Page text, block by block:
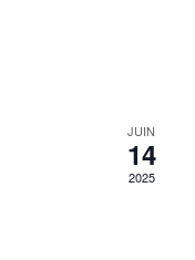
JUIN
14
2025